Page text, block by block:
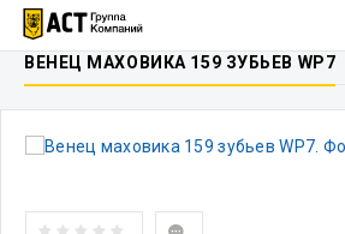
ВЕНЕЦ МАХОВИКА 159 ЗУБЬЕВ WP7